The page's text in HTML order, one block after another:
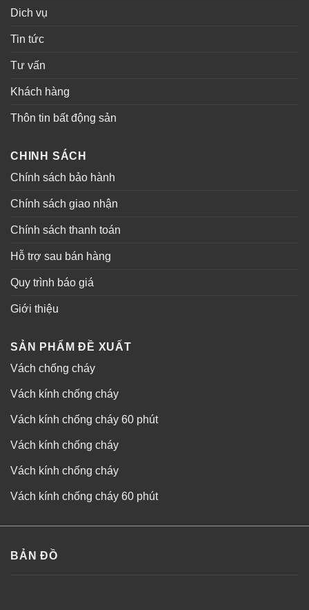
Dich vụ
Tin tức
Tư vấn
Khách hàng
Thôn tin bất động sản
CHINH SÁCH
Chính sách bảo hành
Chính sách giao nhận
Chính sách thanh toán
Hỗ trợ sau bán hàng
Quy trình báo giá
Giới thiệu
SẢN PHẨM ĐỀ XUẤT
Vách chống cháy
Vách kính chống cháy
Vách kính chống cháy 60 phút
Vách kính chống cháy
Vách kính chống cháy
Vách kính chống cháy 60 phút
BẢN ĐỒ